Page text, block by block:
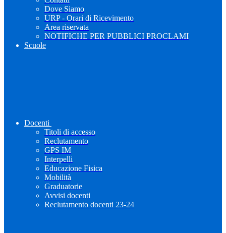
Dove Siamo
URP - Orari di Ricevimento
Area riservata
NOTIFICHE PER PUBBLICI PROCLAMI
Scuole
Docenti
Titoli di accesso
Reclutamento
GPS IM
Interpelli
Educazione Fisica
Mobilità
Graduatorie
Avvisi docenti
Reclutamento docenti 23-24